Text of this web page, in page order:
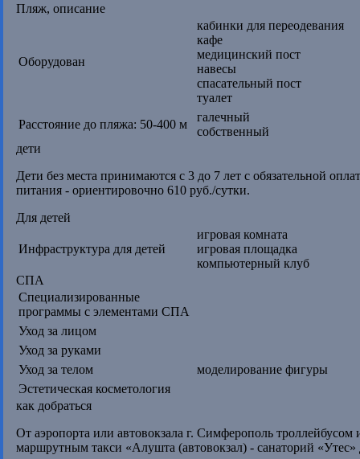
Пляж, описание
Оборудован
кабинки для переодевания
кафе
медицинский пост
навесы
спасательный пост
туалет
Расстояние до пляжа: 50-400 м
галечный
собственный
дети
Дети без места принимаются с 3 до 7 лет с обязательной
питания - ориентировочно 610 руб./сутки.
Для детей
Инфраструктура для детей
игровая комната
игровая площадка
компьютерный клуб
СПА
Cпециализированные
программы с элементами СПА
Уход за лицом
Уход за руками
Уход за телом
моделирование фигуры
Эстетическая косметология
как добраться
От аэропорта или автовокзала г. Симферополь троллейбусом
маршрутным такси «Алушта (автовокзал) - санаторий «Утес»